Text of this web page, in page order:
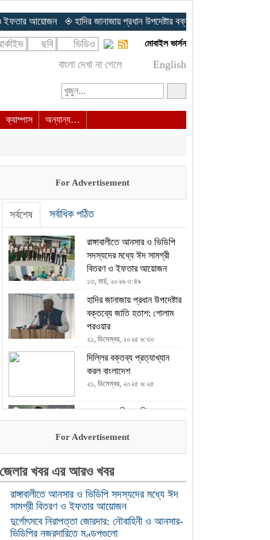
◈ হাদির জানাজায় প্রধান উপদেষ্টার বক্তব্যে জাতি হতাশ: গোলাম পরওয়ার
মোবাইল ভার্সন
ভিডিও
ছবি
English
বাংলা দেখা না গেলে
ক্যাম্পাস অন্যান্য…
For Advertisement
সর্বশেষ সর্বাধিক পঠিত
রাঙ্গাবালীতে আনসার ও ভিডিপি
সদস্যদের মধ্যে ঈদ সামগ্রী
বিতরণ ও ইফতার আয়োজন
১৩, মার্চ, ২০২৬ ৩:৪৯
হাদির জানাজায় প্রধান উপদেষ্টার
বক্তব্যে জাতি হতাশ: গোলাম
পরওয়ার
২১, ডিসেম্বর, ২০২৫ ৬:৩০
দিল্লির বক্তব্য প্রত্যাখ্যান
করল বাংলাদেশ
২১, ডিসেম্বর, ২০২৫ ৬:২৫
ভারতকে হারিয়ে এশিয়া কাপে
২১, ডিসেম্বর, ২০২৫ ৬:২৩
এখন থেকে যৌথ বাহিনীর
অভিযান চলবে : ইসি
২১, ডিসেম্বর, ২০২৫ ৬:২১
হযরত শাহজালাল আন্তর্জাতিক
বিমানবন্দরে আগুন, ২১ আনসার
For Advertisement
জেলার খবর এর আরও খবর
রাঙ্গাবালীতে আনসার ও ভিডিপি সদস্যদের মধ্যে ঈদ
সামগ্রী বিতরণ ও ইফতার আয়োজন
দুর্গোৎসবে নিরাপত্তা জোরদার: নৌবাহিনী ও আনসার-
ভিডিপির নজরদারিতে মণ্ডপগুলো